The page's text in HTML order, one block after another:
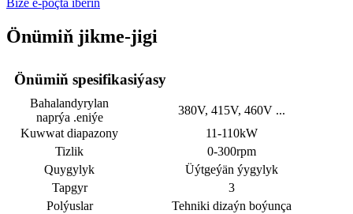
Önümiň jikme-jigi
Önümiň spesifikasiýasy
Bahalandyrylan
naprýa .eniýe
380V, 415V, 460V ...
Kuwwat diapazony
11-110kW
Tizlik
0-300rpm
Quygylyk
Üýtgeýän ýygylyk
Tapgyr
3
Polýuslar
Tehniki dizaýn boýunça